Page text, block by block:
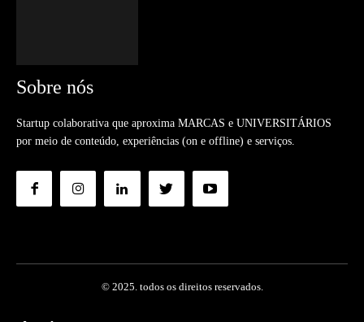
Sobre nós
Startup colaborativa que aproxima MARCAS e UNIVERSITÁRIOS
por meio de conteúdo, experiências (on e offline) e serviços.
© 2025. todos os direitos reservados.